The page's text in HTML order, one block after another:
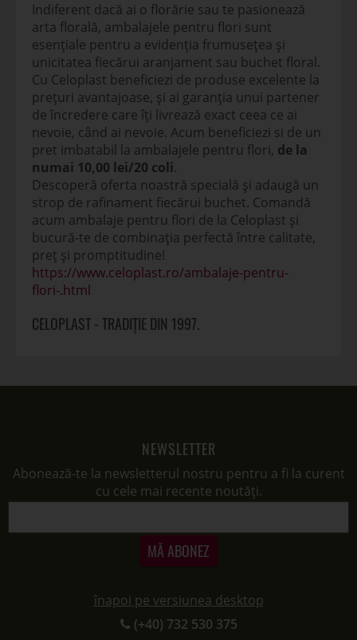
Indiferent dacă ai o florărie sau te pasionează
arta florală, ambalajele pentru flori sunt
esențiale pentru a evidenția frumusețea și
unicitatea fiecărui aranjament sau buchet floral.
Cu Celoplast beneficiezi de produse excelente la
prețuri avantajoase, și ai garanția unui partener
de încredere care îți livrează exact ceea ce ai
nevoie, când ai nevoie. Acum beneficiezi si de un
pret imbatabil la ambalajele pentru flori, de la
numai 10,00 lei/20 coli.
Descoperă oferta noastră specială și adaugă un
strop de rafinament fiecărui buchet. Comandă
acum ambalaje pentru flori de la Celoplast și
bucură-te de combinația perfectă între calitate,
preț și promptitudine!
https://www.celoplast.ro/ambalaje-pentru-
flori-.html
CELOPLAST - TRADIȚIE DIN 1997.
NEWSLETTER
Abonează-te la newsletterul nostru pentru a fi la curent
cu cele mai recente noutăți.
MĂ ABONEZ
înapoi pe versiunea desktop
(+40) 732 530 375